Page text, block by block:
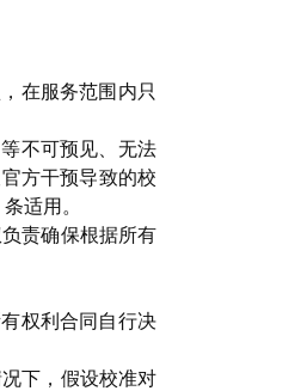
在服务范围内只
不可预见、无法
方干预导致的校
适用。
责确保根据所有
权利合同自行决
下，假设校准对